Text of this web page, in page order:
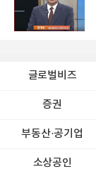
글로벌비즈
증권
부동산·공기업
소상공인